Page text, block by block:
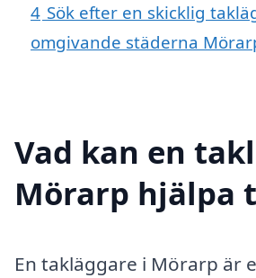
4 Sök efter en skicklig
omgivande städerna
Vad kan en
Mörarp hjälpa
En takläggare i Mörarp är